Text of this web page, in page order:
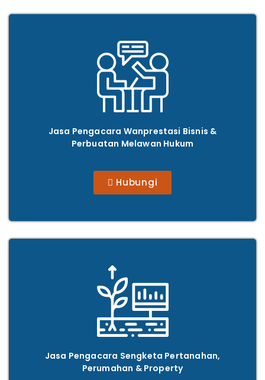
Jasa Pengacara Wanprestasi Bisnis &
Perbuatan Melawan Hukum
Hubungi
Jasa Pengacara Sengketa Pertanahan,
Perumahan & Property